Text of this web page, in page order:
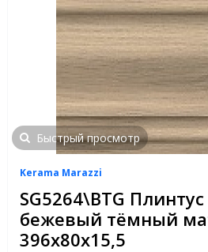
Быстрый просмотр
Kerama Marazzi
SG5264\BTG
бежевый тёмный
396х80х15,5